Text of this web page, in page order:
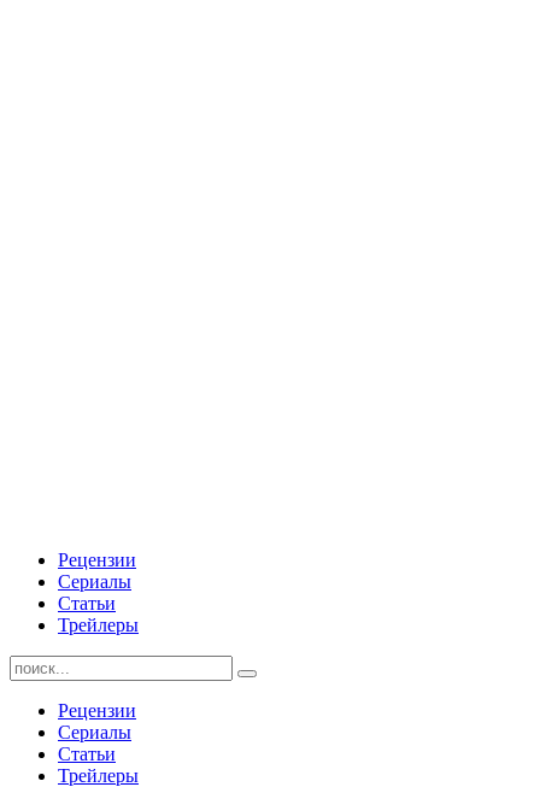
Рецензии
Сериалы
Статьи
Трейлеры
Найти:
Рецензии
Сериалы
Статьи
Трейлеры